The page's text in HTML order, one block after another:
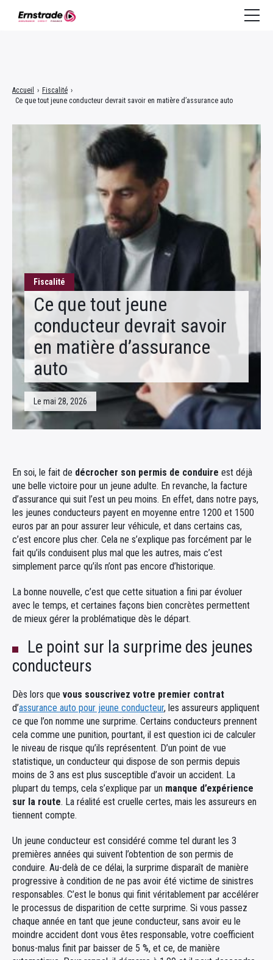
Fiscalité
Ce que tout jeune
conducteur devrait savoir
en matière d’assurance
auto
Le mai 28, 2026
Accueil › Fiscalité ›
Ce que tout jeune conducteur devrait savoir en matière d’assurance auto
En soi, le fait de décrocher son permis de conduire est déjà
une belle victoire pour un jeune adulte. En revanche, la facture
d’assurance qui suit l’est un peu moins. En effet, dans notre pays,
les jeunes conducteurs payent en moyenne entre 1200 et 1500
euros par an pour assurer leur véhicule, et dans certains cas,
c’est encore plus cher. Cela ne s’explique pas forcément par le
fait qu’ils conduisent plus mal que les autres, mais c’est
simplement parce qu’ils n’ont pas encore d’historique.
La bonne nouvelle, c’est que cette situation a fini par évoluer
avec le temps, et certaines façons bien concrètes permettent
de mieux gérer la problématique dès le départ.
Le point sur la surprime des jeunes
conducteurs
Dès lors que vous souscrivez votre premier contrat
d’assurance auto pour jeune conducteur, les assureurs appliquent
ce que l’on nomme une surprime. Certains conducteurs prennent
cela comme une punition, pourtant, il est question ici de calculer
le niveau de risque qu’ils représentent. D’un point de vue
statistique, un conducteur qui dispose de son permis depuis
moins de 3 ans est plus susceptible d’avoir un accident. La
plupart du temps, cela s’explique par un manque d’expérience
sur la route. La réalité est cruelle certes, mais les assureurs en
tiennent compte.
Un jeune conducteur est considéré comme tel durant les 3
premières années qui suivent l’obtention de son permis de
conduire. Au-delà de ce délai, la surprime disparaît de manière
progressive à condition de ne pas avoir été victime de sinistres
responsables. C’est le bonus qui finit véritablement par accélérer
le processus de disparition de cette surprime. Si vous passez
chaque année en tant que jeune conducteur, sans avoir eu le
moindre accident dont vous êtes responsable, votre coefficient
bonus-malus finit par baisser de 5 %, et ce, de manière
Crédit immobilier
Fiscalité